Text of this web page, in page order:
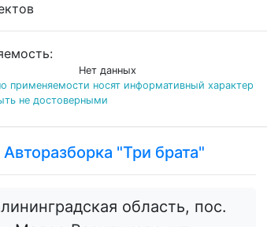
Нет данных
применяемости носят информативный характер
не достоверными
Авторазборка "Три брата"
область, пос.